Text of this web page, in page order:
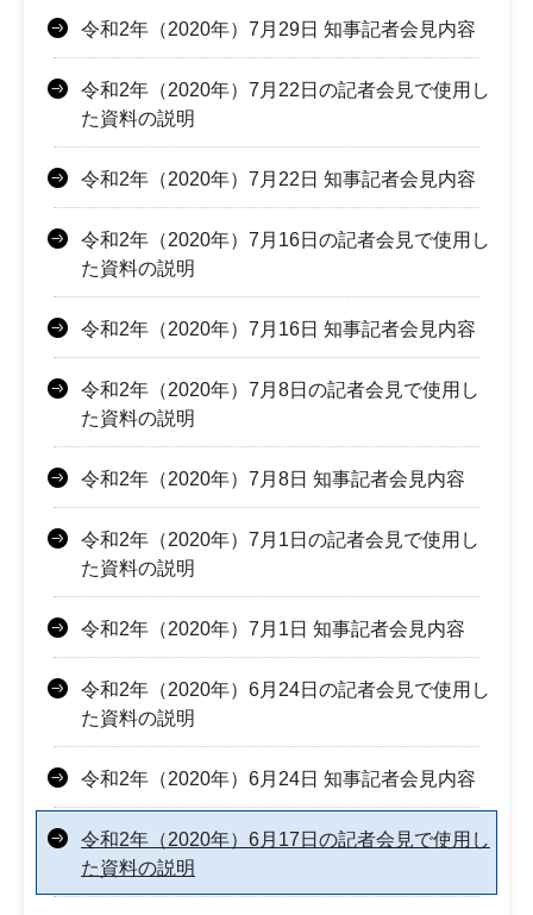
令和2年（2020年）7月29日 知事記者会見内容
令和2年（2020年）7月22日の記者会見で使用し
た資料の説明
令和2年（2020年）7月22日 知事記者会見内容
令和2年（2020年）7月16日の記者会見で使用し
た資料の説明
令和2年（2020年）7月16日 知事記者会見内容
令和2年（2020年）7月8日の記者会見で使用し
た資料の説明
令和2年（2020年）7月8日 知事記者会見内容
令和2年（2020年）7月1日の記者会見で使用し
た資料の説明
令和2年（2020年）7月1日 知事記者会見内容
令和2年（2020年）6月24日の記者会見で使用し
た資料の説明
令和2年（2020年）6月24日 知事記者会見内容
令和2年（2020年）6月17日の記者会見で使用し
た資料の説明